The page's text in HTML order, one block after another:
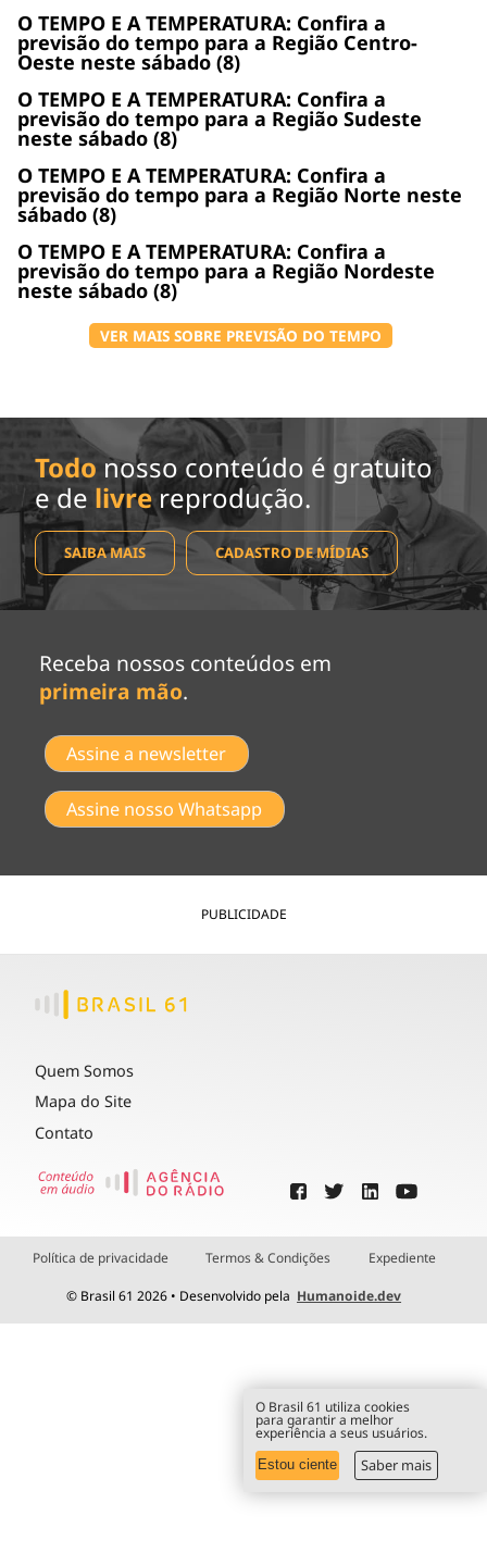
O TEMPO E A TEMPERATURA: Confira a
previsão do tempo para a Região Centro-
Oeste neste sábado (8)
O TEMPO E A TEMPERATURA: Confira a
previsão do tempo para a Região Sudeste
neste sábado (8)
O TEMPO E A TEMPERATURA: Confira a
previsão do tempo para a Região Norte neste
sábado (8)
O TEMPO E A TEMPERATURA: Confira a
previsão do tempo para a Região Nordeste
neste sábado (8)
VER MAIS SOBRE PREVISÃO DO TEMPO
Todo nosso conteúdo é gratuito
e de livrereprodução.
SAIBA MAIS CADASTRO DE MÍDIAS
Receba nossos conteúdos em
primeira mão.
Assine a newsletter
Assine nosso Whatsapp
PUBLICIDADE
Quem Somos
Mapa do Site
Contato
Política de privacidade Termos & Condições Expediente
© Brasil 61 2026 • Desenvolvido pela Humanoide.dev
O Brasil 61 utiliza cookies
para garantir a melhor
experiência a seus usuários.
Estou ciente Saber mais